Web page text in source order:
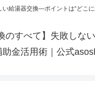
い給湯器交換—ポイントは“どこに
のすべて】失敗しな
助金活用術｜公式